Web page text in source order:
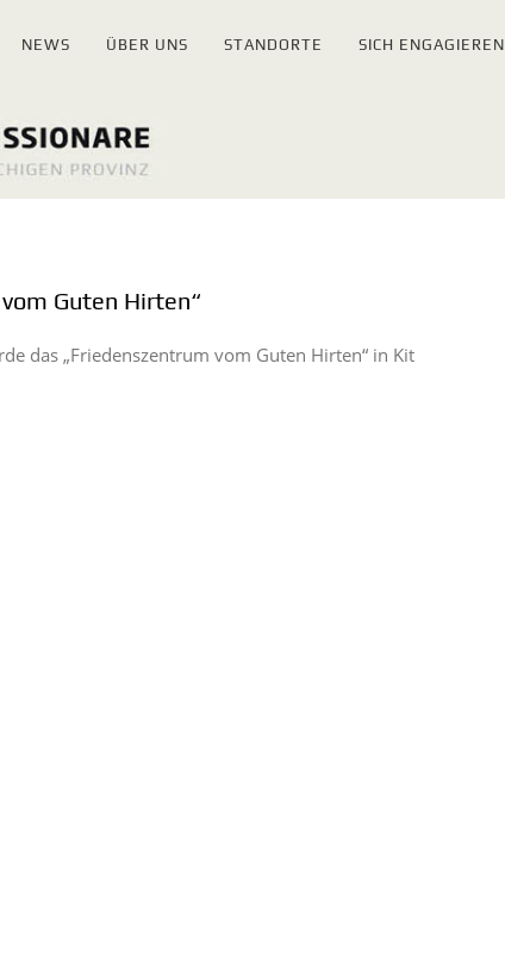
NEWS ÜBER UNS STANDORTE SICH ENGAGIEREN
Guten Hirten“
das „Friedenszentrum vom Guten Hirten“ in Kit